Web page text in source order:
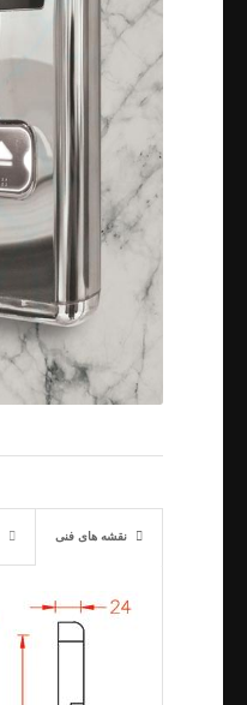
نقشه های فنی